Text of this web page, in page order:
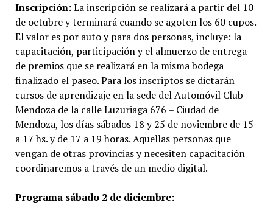
Inscripción:La inscripción se realizará a partir del 10
de octubre y terminará cuando se agoten los 60 cupos.
El valor es por auto y para dos personas, incluye: la
capacitación, participación y el almuerzo de entrega
de premios que se realizará en la misma bodega
finalizado el paseo. Para los inscriptos se dictarán
cursos de aprendizaje en la sede del Automóvil Club
Mendoza de la calle Luzuriaga 676 – Ciudad de
Mendoza, los días sábados 18 y 25 de noviembre de 15
a 17 hs. y de 17 a 19 horas. Aquellas personas que
vengan de otras provincias y necesiten capacitación
coordinaremos a través de un medio digital.
Programa sábado 2 de diciembre: